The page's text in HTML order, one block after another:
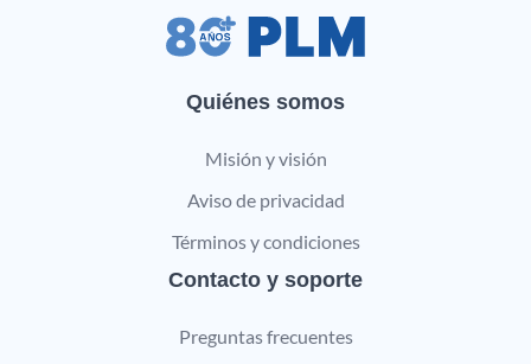
Quiénes somos
Misión y visión
Aviso de privacidad
Términos y condiciones
Contacto y soporte
Preguntas frecuentes